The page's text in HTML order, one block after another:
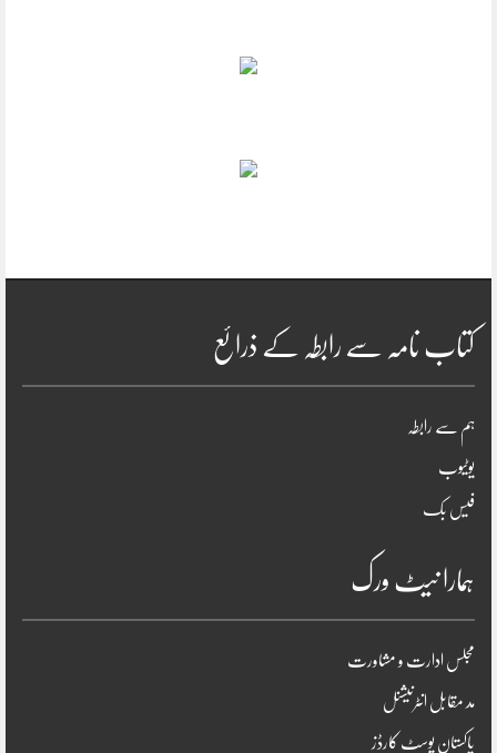
کتاب نامہ سے رابطہ کے ذرائع
ہم سے رابطہ
یوٹیوب
فیس بک
ہمارا نیٹ ورک
مجلس ادارت و مشاورت
مد مقابل انٹرنیشنل
پاکستان پوسٹ کارڈز